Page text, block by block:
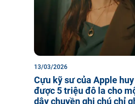
13/03/2026
Cựu kỹ sư của Apple
được 5 triệu đô la cho
dây chuyền ghi chú chỉ